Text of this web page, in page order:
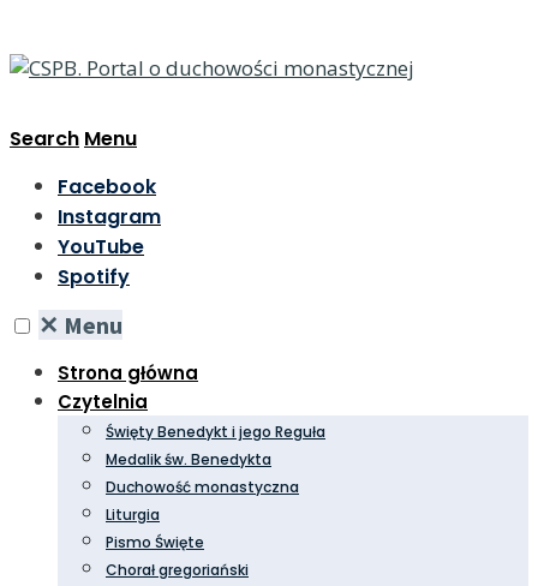
Search Menu
Facebook
Instagram
YouTube
Spotify
✕ Menu
Strona główna
Czytelnia
Święty Benedykt i jego Reguła
Medalik św. Benedykta
Duchowość monastyczna
Liturgia
Pismo Święte
Chorał gregoriański